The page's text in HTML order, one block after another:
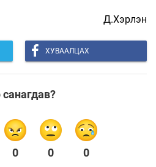
Д.Хэрлэн
ХУВААЛЦАХ
0 0 0